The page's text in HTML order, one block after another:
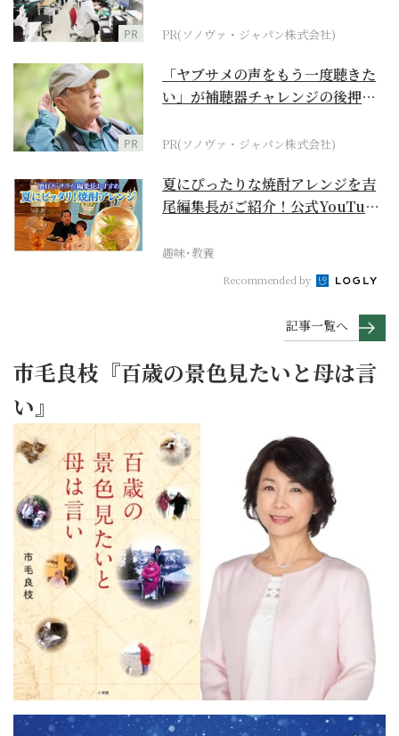
PR PR(ソノヴァ・ジャパン株式会社)
PR
「ヤブサメの声をもう一度聴きた
い」が補聴器チャレンジの後押し
PR(ソノヴァ・ジャパン株式会社)
夏にぴったりな焼酎アレンジを吉
尾編集長がご紹介！公式YouTube
趣味･教養
Recommended by
記事一覧へ
市毛良枝『百歳の景色見たいと母は言
い』